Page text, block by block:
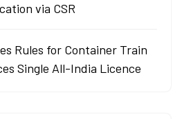
via CSR
Rules for Container Train
Single All-India Licence